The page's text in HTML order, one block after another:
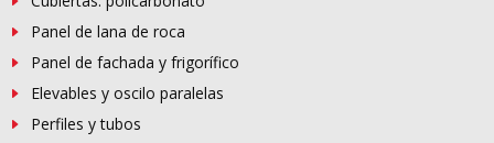
Panel de lana de roca
Panel de fachada y frigorífico
Elevables y oscilo paralelas
Perfiles y tubos